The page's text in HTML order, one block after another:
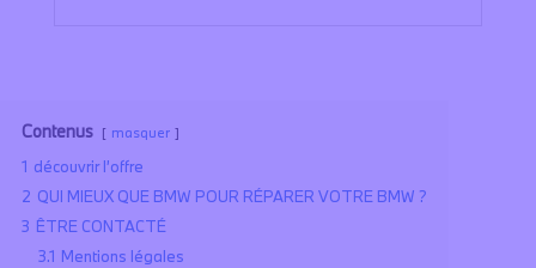
Contenus masquer
1 découvrir l’offre
2 QUI MIEUX QUE BMW POUR RÉPARER VOTRE BMW ?
3 ÊTRE CONTACTÉ
3.1 Mentions légales